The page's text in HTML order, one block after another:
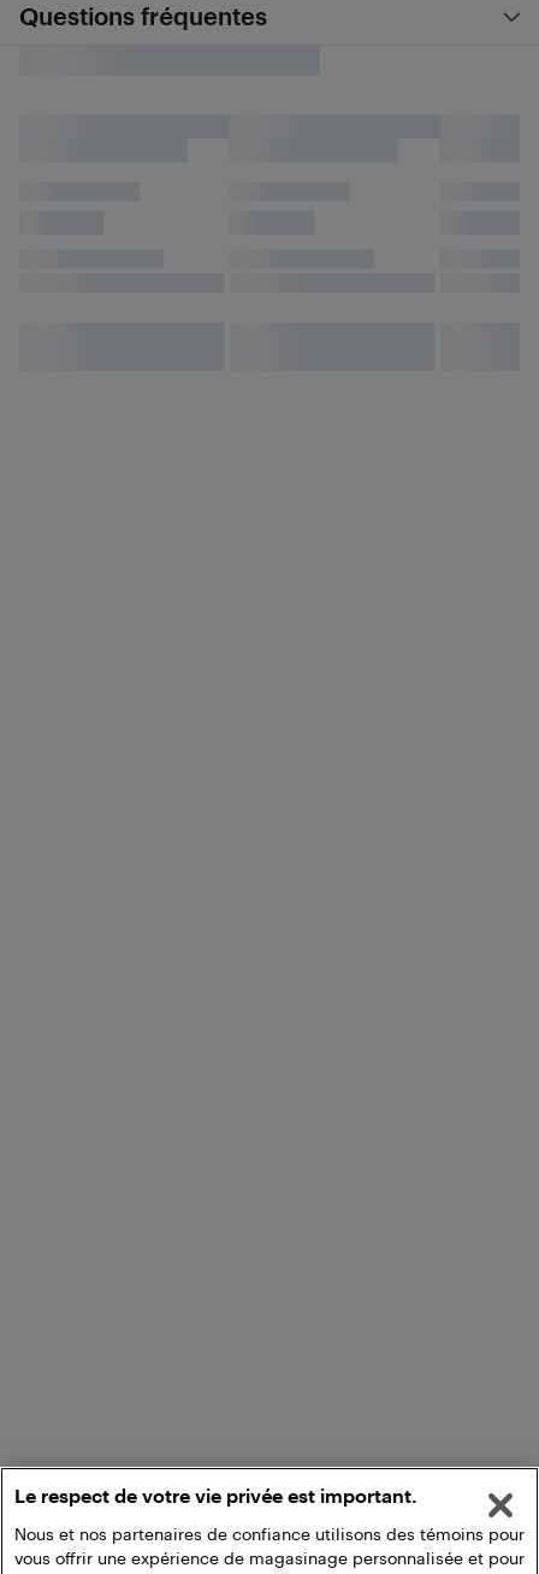
Questions fréquentes
Le respect de votre vie privée est important.
Nous et nos partenaires de confiance utilisons des témoins pour
vous offrir une expérience de magasinage personnalisée et pour